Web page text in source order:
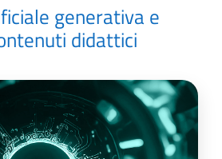
generativa e
didattici